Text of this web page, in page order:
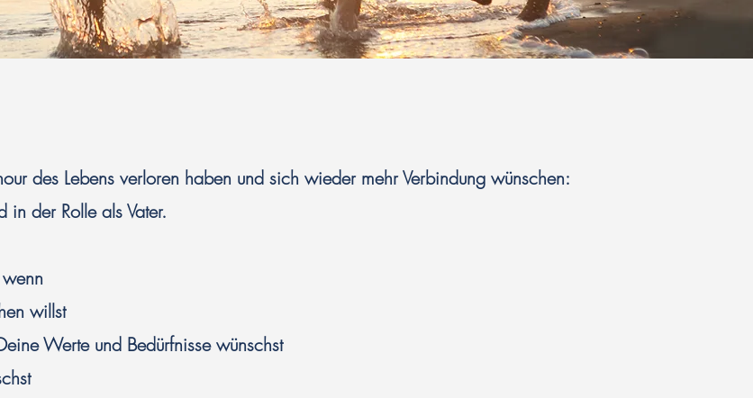
des Lebens verloren haben und sich wieder mehr Verbindung wünschen:
in der Rolle als Vater.
willst
Werte und Bedürfnisse wünschst